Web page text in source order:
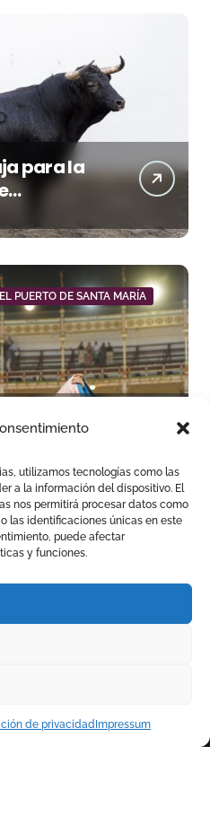
utilizamos tecnologías como las
a la información del dispositivo. El
nos permitirá procesar datos como
las identificaciones únicas en este
puede afectar
y funciones.
de privacidad Impressum
para la
PUERTO DE SANTA MARÍA
su
y dos